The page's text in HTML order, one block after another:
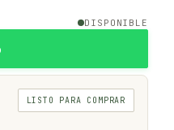
DISPONIBLE
LISTO PARA COMPRAR